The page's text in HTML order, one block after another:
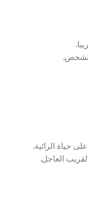
الشخص.
حياة الرائية.
العاجل.